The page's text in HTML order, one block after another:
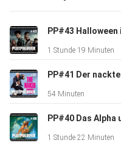
PP#43
1 Stunde 19 Minuten
PP#41 Der
54 Minuten
1 Stunde 22 Minuten